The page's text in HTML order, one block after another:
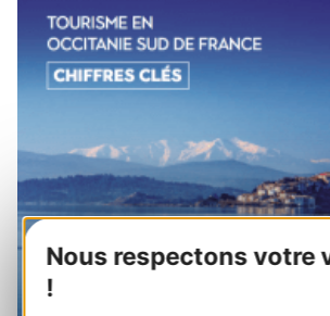
Nous respectons votre
!